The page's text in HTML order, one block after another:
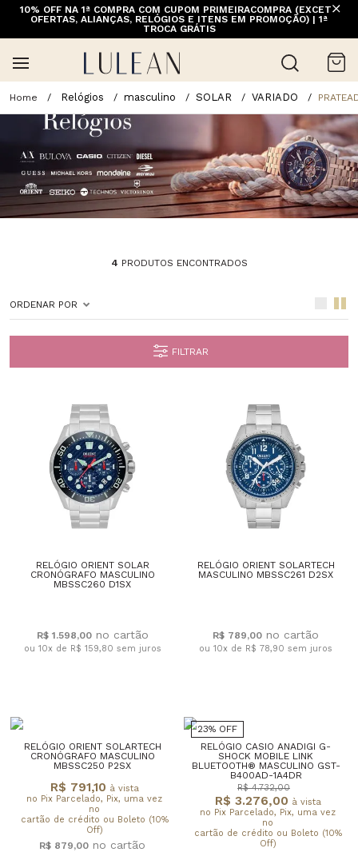
10% OFF NA 1ª COMPRA COM CUPOM PRIMEIRACOMPRA (EXCETO
OFERTAS, ALIANÇAS, RELÓGIOS E ITENS EM PROMOÇÃO) | 1ª
TROCA GRÁTIS
Relógios masculino SOLAR VARIADO
4 PRODUTOS ENCONTRADOS
ORDENAR POR
FILTRAR
RELÓGIO ORIENT SOLAR
CRONÓGRAFO MASCULINO
MBSSC260 D1SX
R$ 1.598,00
ou 10x de R$ 159,80 sem juros
RELÓGIO ORIENT SOLARTECH
MASCULINO MBSSC261 D2SX
R$ 789,00
ou 10x de R$ 78,90 sem juros
RELÓGIO ORIENT SOLARTECH
CRONÓGRAFO MASCULINO
MBSSC250 P2SX
R$ 791,10 à vista
no Pix Parcelado, Pix, uma vez
no
cartão de crédito ou Boleto (10%
Off)
R$ 879,00
23% OFF
RELÓGIO CASIO ANADIGI G-
SHOCK MOBILE LINK
BLUETOOTH® MASCULINO GST-
B400AD-1A4DR
R$ 3.276,00 à vista
no Pix Parcelado, Pix, uma vez
no
cartão de crédito ou Boleto (10%
Off)
R$ 4.732,00